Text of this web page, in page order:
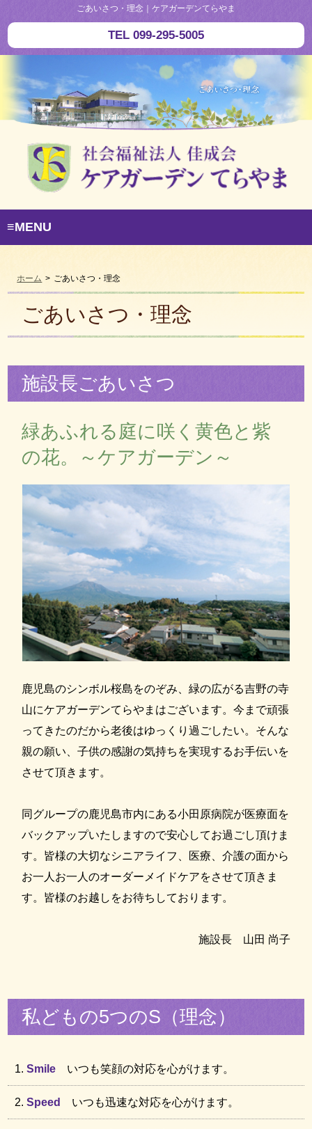
ごあいさつ・理念｜ケアガーデンてらやま
TEL 099-295-5005
≡MENU
ホーム > ごあいさつ・理念
ごあいさつ・理念
施設長ごあいさつ
緑あふれる庭に咲く黄色と紫
の花。～ケアガーデン～
鹿児島のシンボル桜島をのぞみ、緑の広がる吉野の寺
山にケアガーデンてらやまはございます。今まで頑張
ってきたのだから老後はゆっくり過ごしたい。そんな
親の願い、子供の感謝の気持ちを実現するお手伝いを
させて頂きます。
同グループの鹿児島市内にある小田原病院が医療面を
バックアップいたしますので安心してお過ごし頂けま
す。皆様の大切なシニアライフ、医療、介護の面から
お一人お一人のオーダーメイドケアをさせて頂きま
す。皆様のお越しをお待ちしております。
施設長 山田 尚子
私どもの5つのS（理念）
Smile いつも笑顔の対応を心がけます。
Speed いつも迅速な対応を心がけます。